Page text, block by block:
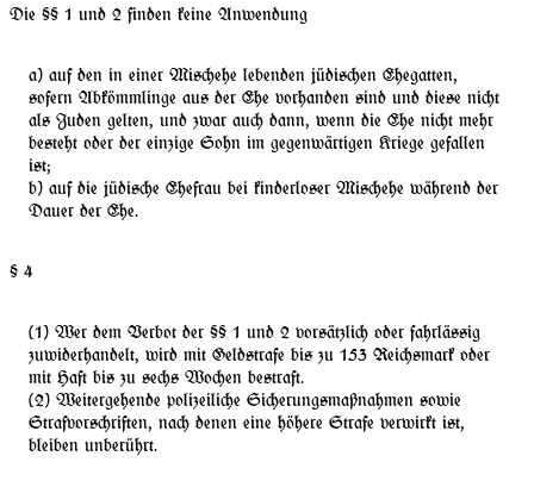
Die §§ 1 und 2 finden keine Anwendung
auf den in einer Mischehe lebenden jüdischen Ehegatten,
sofern Abkömmlinge aus der Ehe vorhanden sind und diese nicht
als Juden gelten, und zwar auch dann, wenn die Ehe nicht mehr
besteht oder der einzige Sohn im gegenwärtigen Kriege gefallen
ist;
auf die jüdische Ehefrau bei kinderloser Mischehe während der
Dauer der Ehe.
§ 4
Wer dem Verbot der §§ 1 und 2 vorsätzlich oder fahrlässig
zuwiderhandelt, wird mit Geldstrafe bis zu 153 Reichsmark oder
mit Haft bis zu sechs Wochen bestraft.
Weitergehende polizeiliche Sicherungsmaßnahmen sowie
Strafvorschriften, nach denen eine höhere Strafe verwirkt ist,
bleiben unberührt.